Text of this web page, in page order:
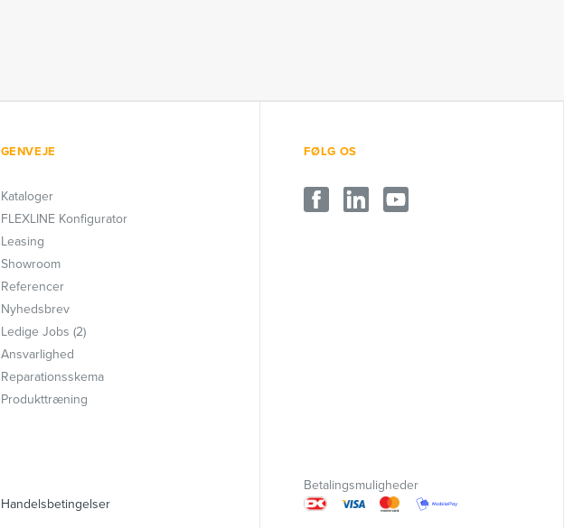
GENVEJE
Kataloger
FLEXLINE Konfigurator
Leasing
Showroom
Referencer
Nyhedsbrev
Ledige Jobs (2)
Ansvarlighed
Reparationsskema
Produkttræning
FØLG OS
Handelsbetingelser
Betalingsmuligheder